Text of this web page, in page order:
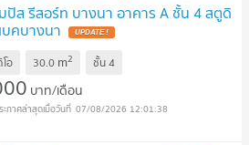
ปัส รีสอร์ท บางนา อาคาร A ชั้น 4 สตูดิ
บคบางนา
อ 30.0 m2 ชั้น4
บาท/เดือน
07/08/2026 12:01:38